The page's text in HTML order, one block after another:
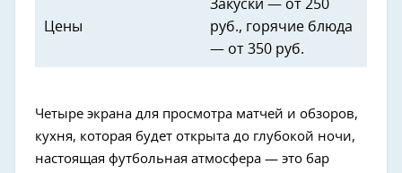
Цены
Закуски — от 250
руб., горячие блюда
— от 350 руб.
Четыре экрана для просмотра матчей и обзоров,
кухня, которая будет открыта до глубокой ночи,
настоящая футбольная атмосфера — это бар